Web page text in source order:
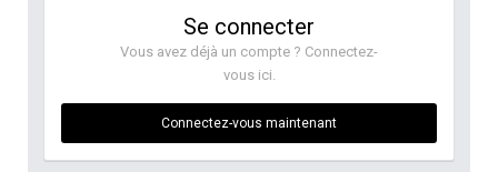
Se connecter
Vous avez déjà un compte ? Connectez-
vous ici.
Connectez-vous maintenant